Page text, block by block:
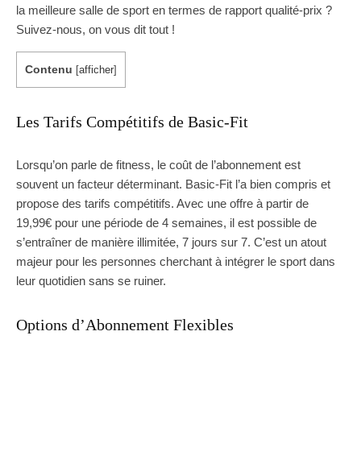
la meilleure salle de sport en termes de rapport qualité-prix ?
Suivez-nous, on vous dit tout !
Contenu [afficher]
Les Tarifs Compétitifs de Basic-Fit
Lorsqu’on parle de fitness, le coût de l’abonnement est
souvent un facteur déterminant. Basic-Fit l’a bien compris et
propose des tarifs compétitifs. Avec une offre à partir de
19,99€ pour une période de 4 semaines, il est possible de
s’entraîner de manière illimitée, 7 jours sur 7. C’est un atout
majeur pour les personnes cherchant à intégrer le sport dans
leur quotidien sans se ruiner.
Options d’Abonnement Flexibles